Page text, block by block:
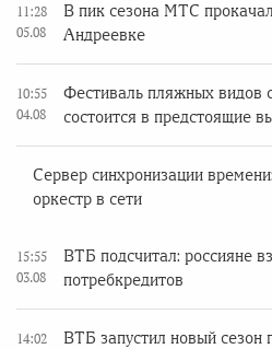
11:28
05.08
В пик сезона МТС
Андреевке
10:55
04.08
Фестиваль пляжных видов
состоится в предстоящие
Сервер синхронизации
оркестр в сети
15:55
03.08
ВТБ подсчитал: россияне
потребкредитов
14:02
ВТБ запустил новый сезон